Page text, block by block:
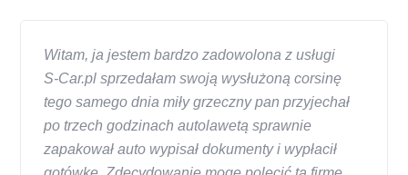
Witam, ja jestem bardzo zadowolona z usługi
S-Car.pl sprzedałam swoją wysłużoną corsinę
tego samego dnia miły grzeczny pan przyjechał
po trzech godzinach autolawetą sprawnie
zapakował auto wypisał dokumenty i wypłacił